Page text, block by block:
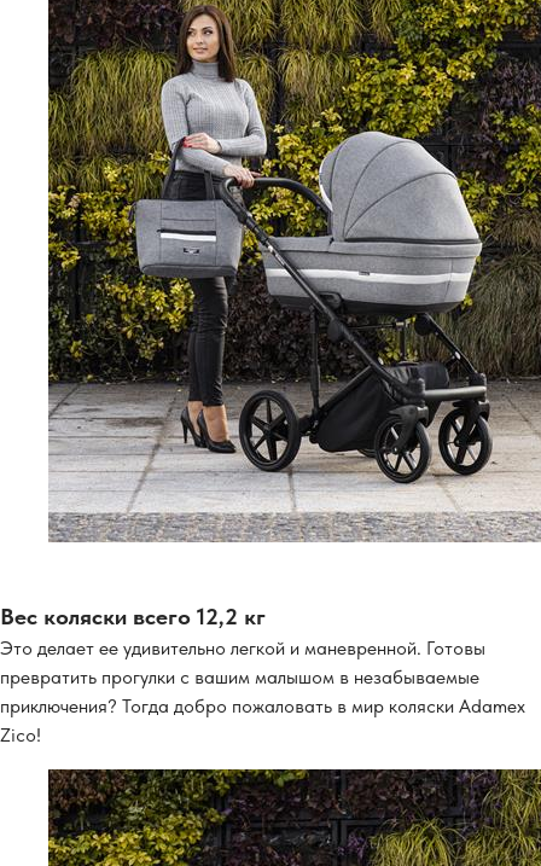
Вес коляски всего 12,2 кг
Это делает ее удивительно легкой и маневренной. Готовы
превратить прогулки с вашим малышом в незабываемые
приключения? Тогда добро пожаловать в мир коляски Adamex
Zico!